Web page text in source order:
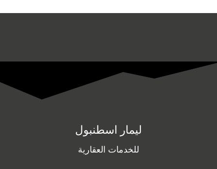
ليمار اسطنبول
للخدمات العقارية